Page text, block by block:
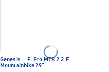
Genesis · E-Pro MTB 2.3 E-
Mountainbike 29"